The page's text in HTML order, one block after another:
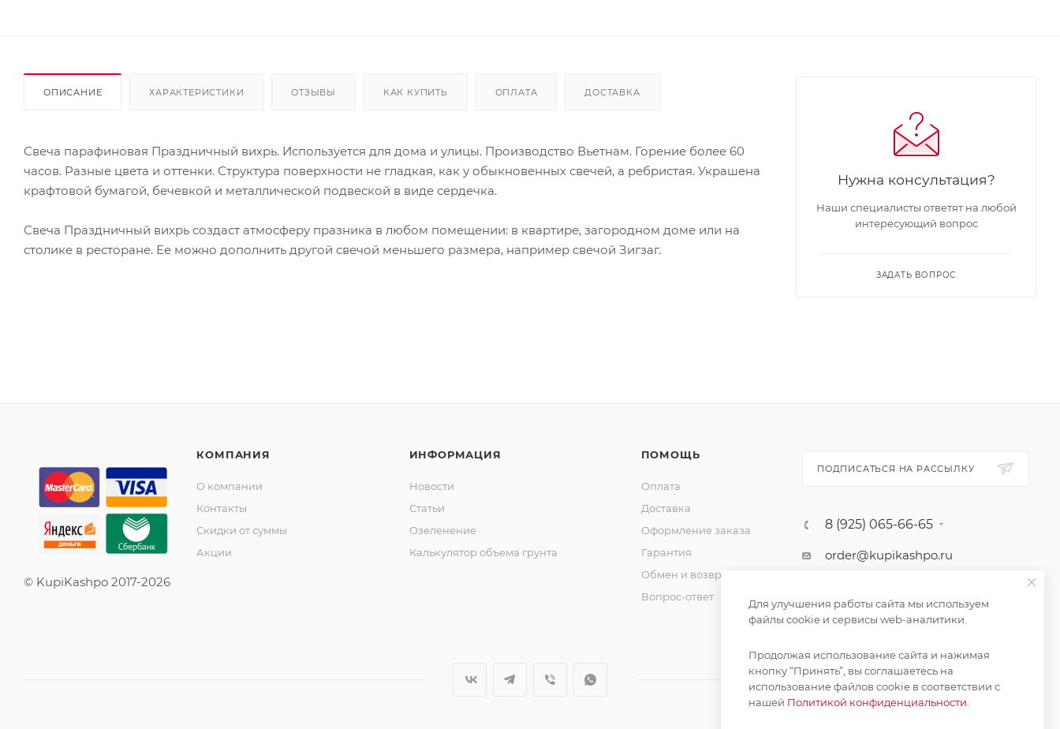
ОПИСАНИЕ ХАРАКТЕРИСТИКИ ОТЗЫВЫ КАК КУПИТЬ ОПЛАТА ДОСТАВКА
Свеча парафиновая Праздничный вихрь. Используется для дома и улицы. Производство Вьетнам. Горение более 60
часов. Разные цвета и оттенки. Структура поверхности не гладкая, как у обыкновенных свечей, а ребристая. Украшена
крафтовой бумагой, бечевкой и металлической подвеской в виде сердечка.
Свеча Праздничный вихрь создаст атмосферу празника в любом помещении: в квартире, загородном доме или на
столике в ресторане. Ее можно дополнить другой свечой меньшего размера, например свечой Зигзаг.
Нужна консультация?
Наши специалисты ответят на любой
интересующий вопрос
ЗАДАТЬ ВОПРОС
© KupiKashpo 2017-2026
КОМПАНИЯ
О компании
Контакты
Скидки от суммы
Акции
ИНФОРМАЦИЯ
Новости
Статьи
Озеленение
Калькулятор объема грунта
ПОМОЩЬ
Оплата
Доставка
Оформление заказа
Гарантия
Обмен и возврат
Вопрос-ответ
ПОДПИСАТЬСЯ НА РАССЫЛКУ
8 (925) 065-66-65
order@kupikashpo.ru
Для улучшения работы сайта мы используем
файлы cookie и сервисы web-аналитики.
Продолжая использование сайта и нажимая
кнопку “Принять”, вы соглашаетесь на
использование файлов cookie в соответствии с
нашей Политикой конфиденциальности.